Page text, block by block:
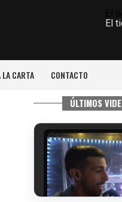
El
LA CARTA CONTACTO
ÚLTIMOS